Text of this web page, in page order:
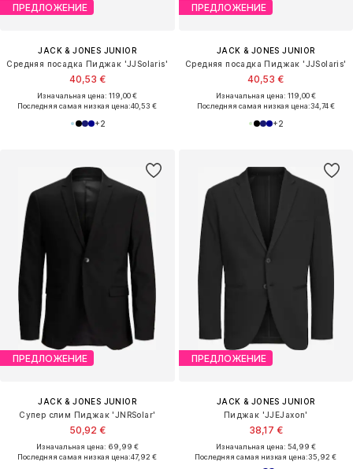
ПРЕДЛОЖЕНИЕ
JACK & JONES JUNIOR
Средняя посадка Пиджак 'JJSolaris'
40,53 €
Изначальная цена: 119,00 €
Последняя самая низкая цена:40,53 €
+2
ПРЕДЛОЖЕНИЕ
JACK & JONES JUNIOR
Средняя посадка Пиджак 'JJSolaris'
40,53 €
Изначальная цена: 119,00 €
Последняя самая низкая цена:34,74 €
+2
ПРЕДЛОЖЕНИЕ
JACK & JONES JUNIOR
Cупер слим Пиджак 'JNRSolar'
50,92 €
Изначальная цена: 69,99 €
Последняя самая низкая цена:47,92 €
ПРЕДЛОЖЕНИЕ
JACK & JONES JUNIOR
Пиджак 'JJEJaxon'
38,17 €
Изначальная цена: 54,99 €
Последняя самая низкая цена:35,92 €